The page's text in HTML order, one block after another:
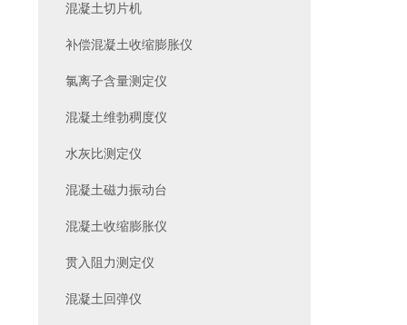
混凝土切片机
补偿混凝土收缩膨胀仪
氯离子含量测定仪
混凝土维勃稠度仪
水灰比测定仪
混凝土磁力振动台
混凝土收缩膨胀仪
贯入阻力测定仪
混凝土回弹仪